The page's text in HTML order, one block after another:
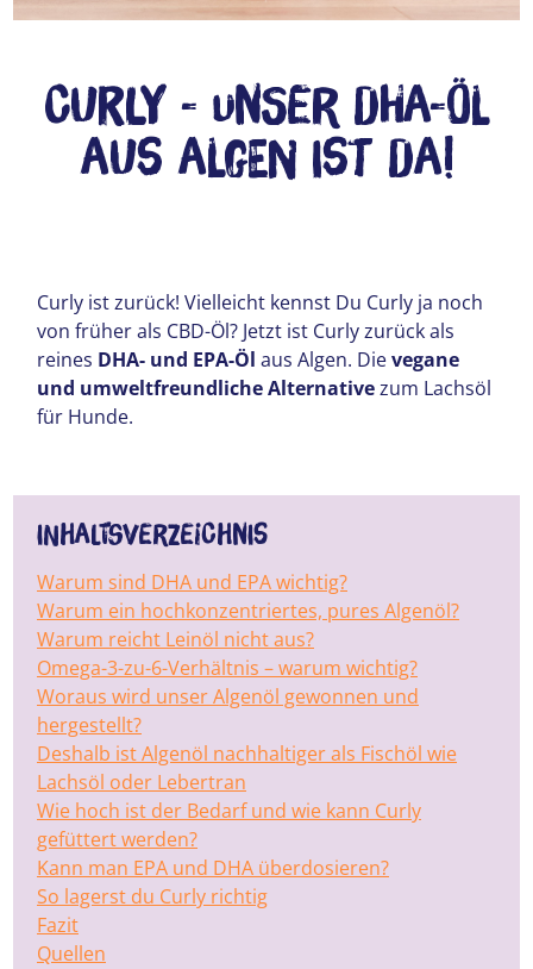
Curly - Unser DHA-Öl
aus Algen ist da!
Curly ist zurück! Vielleicht kennst Du Curly ja noch
von früher als CBD-Öl? Jetzt ist Curly zurück als
reines DHA- und EPA-Öl aus Algen. Dievegane
und umweltfreundliche Alternativezum Lachsöl
für Hunde.
Inhaltsverzeichnis
Warum sind DHA und EPA wichtig?
Warum ein hochkonzentriertes, pures Algenöl?
Warum reicht Leinöl nicht aus?
Omega-3-zu-6-Verhältnis – warum wichtig?
Woraus wird unser Algenöl gewonnen und
hergestellt?
Deshalb ist Algenöl nachhaltiger als Fischöl wie
Lachsöl oder Lebertran
Wie hoch ist der Bedarf und wie kann Curly
gefüttert werden?
Kann man EPA und DHA überdosieren?
So lagerst du Curly richtig
Fazit
Quellen